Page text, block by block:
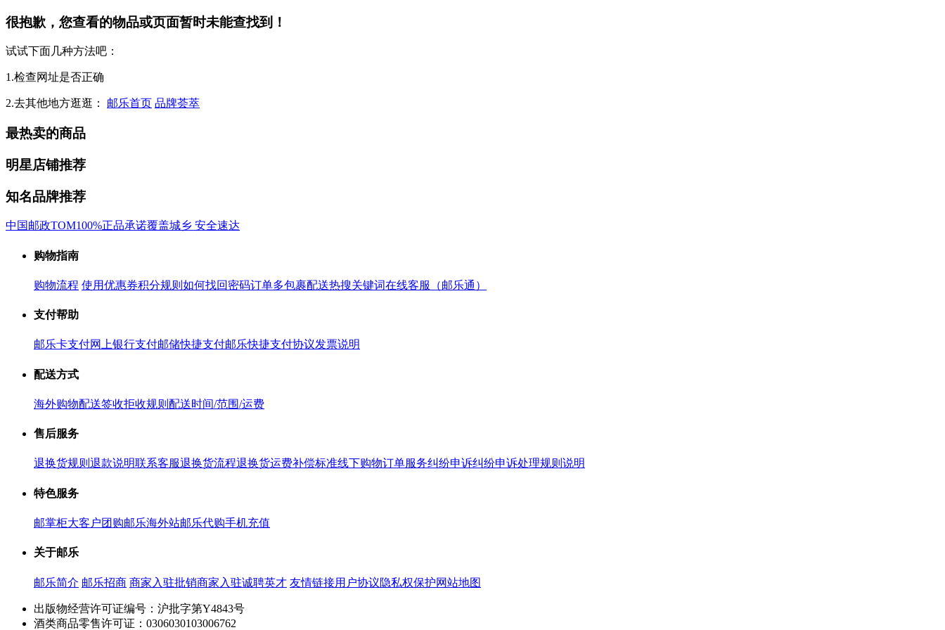
很抱歉，您查看的物品或页面暂时未能查找到！
试试下面几种方法吧：
1.检查网址是否正确
2.去其他地方逛逛： 邮乐首页 品牌荟萃
最热卖的商品
明星店铺推荐
知名品牌推荐
中国邮政TOM100%正品承诺覆盖城乡 安全速达
购物指南
购物流程 使用优惠券积分规则 如何找回密码订单多包裹配送热搜关键词在线客服（邮乐通）
支付帮助
邮乐卡支付网上银行支付邮储快捷支付邮乐快捷支付协议发票说明
配送方式
海外购物配送签收拒收规则 配送时间/范围/运费
售后服务
退换货规则 退款说明联系客服退换货流程退换货运费补偿标准线下购物订单服务纠纷申诉纠纷申诉处理规则说明
特色服务
邮掌柜大客户团购邮乐海外站邮乐代购手机充值
关于邮乐
邮乐简介 邮乐招商 商家入驻批销商家入驻诚聘英才 友情链接用户协议隐私权保护网站地图
出版物经营许可证编号：沪批字第Y4843号
酒类商品零售许可证：0306030103006762